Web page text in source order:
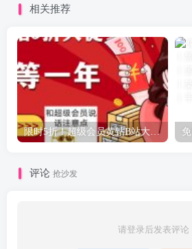
相关推荐
限时5折！超级会员黄钻B站大会员
评论 抢沙发
请登录后发表评论